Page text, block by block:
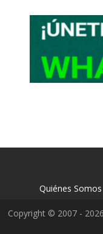
Quiénes Somos
Copyright © 2007 -